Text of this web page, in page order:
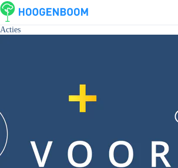
Acties